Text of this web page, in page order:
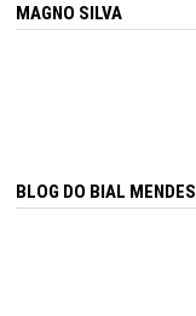
MAGNO SILVA
BLOG DO BIAL MENDES